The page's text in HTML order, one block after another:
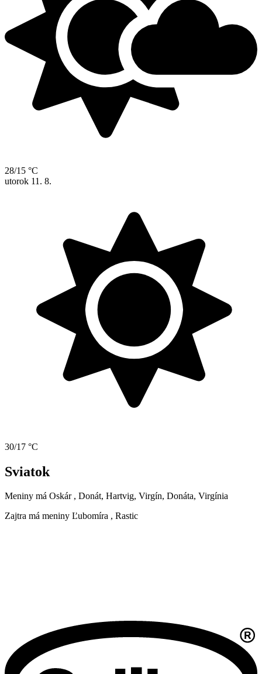
28/15 °C
utorok 11. 8.
30/17 °C
Sviatok
Meniny má Oskár , Donát, Hartvig, Virgín, Donáta, Virgínia
Zajtra má meniny Ľubomíra , Rastic